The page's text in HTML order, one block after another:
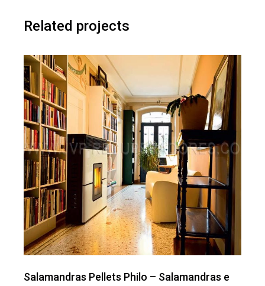
Related projects
Salamandras Pellets Philo – Salamandras e